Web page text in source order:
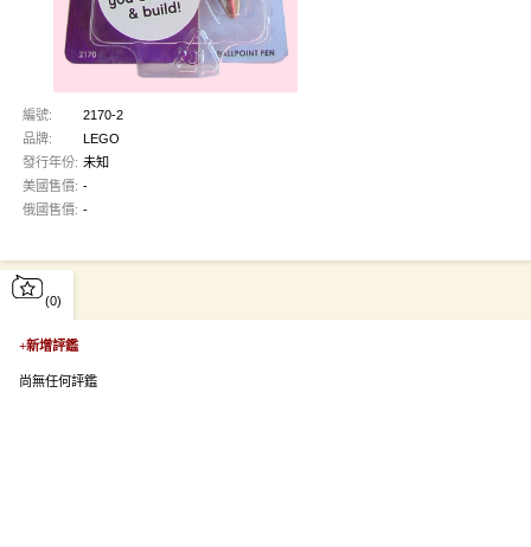
編號:
2170-2
品牌:
LEGO
發行年份: 未知
美國售價: -
俄國售價: -
(0)
+新增評鑑
尚無任何評鑑